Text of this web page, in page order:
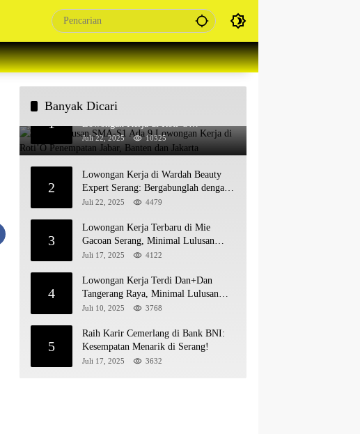
Banyak Dicari
1
Untuk Lulusan SMA-S1 Ada 9
Lowongan Kerja di Roti’O
Penempatan Jabar, Banten dan Jakarta
Juli 22, 2025 10325
2
Lowongan Kerja di Wardah Beauty
Expert Serang: Bergabunglah dengan
Tim Kecantikan
Juli 22, 2025 4479
3
Lowongan Kerja Terbaru di Mie
Gacoan Serang, Minimal Lulusan
SMA SMK Sederajat
Juli 17, 2025 4122
4
Lowongan Kerja Terdi Dan+Dan
Tangerang Raya, Minimal Lulusan
SMA SMK
Juli 10, 2025 3768
5
Raih Karir Cemerlang di Bank BNI:
Kesempatan Menarik di Serang!
Juli 17, 2025 3632